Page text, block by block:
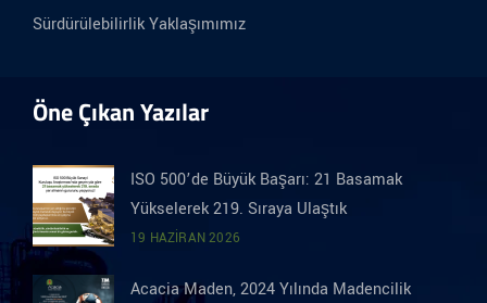
Sürdürülebilirlik Yaklaşımımız
Öne Çıkan Yazılar
ISO 500’de Büyük Başarı: 21 Basamak
Yükselerek 219. Sıraya Ulaştık
19 HAZIRAN 2026
Acacia Maden, 2024 Yılında Madencilik